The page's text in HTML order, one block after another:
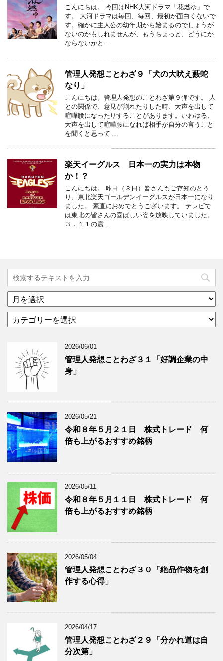
こんにちは。 今回はNHK大河ドラマ「花燃ゆ」で
す。 大河ドラマは毎回、毎回、最初が面白くないで
す。確かに主人公の幼年期から始まるのでしょうが
ないのかもしれませんが、もうちょっと、どうにか
ならないかと …
管理人発想ことわざ９「犬の大吠え藪蛇
なり」
こんにちは。管理人発想のことわざ第９弾です。 人
との関係で、意見が割れたりした時、大声を出して
喧嘩腰になったりすることがあります。いわゆる、
大声を出して喧嘩腰になれば相手が自分の言うこと
を聞くと思って …
楽天イーグルス 日本一の実力は本物
か！？
こんにちは。 昨日（３日）皆さんもご存知のとう
り、東北楽天ゴールデンイーグルスが日本一になり
ました。 素直におめでとうございます。 テレビで
は東北の皆さんの喜ばしい姿を放映していました。
３．１１の震 …
ア
ー
カ
イ
グ
記
事
を
表
示
テ
ー
ブ
ロ
グ
記
事
を
表
示
2026/06/01
管理人発想ことわざ３１「好調企業の中
身」
2026/05/21
令和８年５月２１日 株式トレード 何
倍も上がるおすすめ銘柄
2026/05/11
令和８年５月１１日 株式トレード 何
倍も上がるおすすめ銘柄
2026/05/04
管理人発想ことわざ３０「絶品作物を創
作する心得」
2026/04/17
管理人発想ことわざ２９「分かれ道は自
分次第」